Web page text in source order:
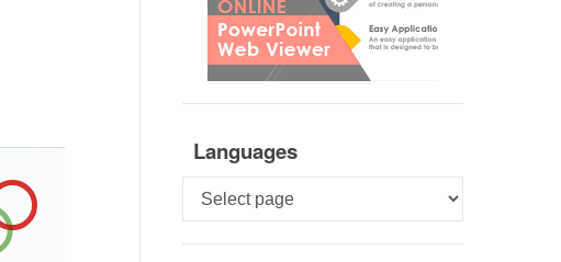
Languages
Languages